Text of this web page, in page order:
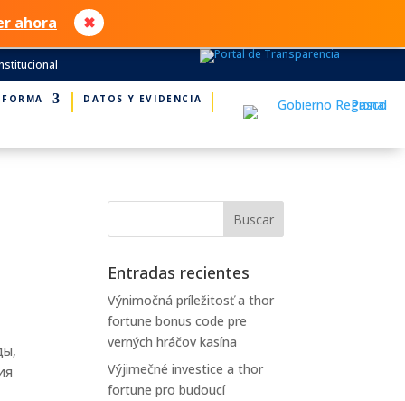
DATOS Y EVIDENCIA
Entradas recientes
Výnimočná príležitosť a thor
fortune bonus code pre
verných hráčov kasína
Výjimečné investice a thor
fortune pro budoucí
ahora ✖